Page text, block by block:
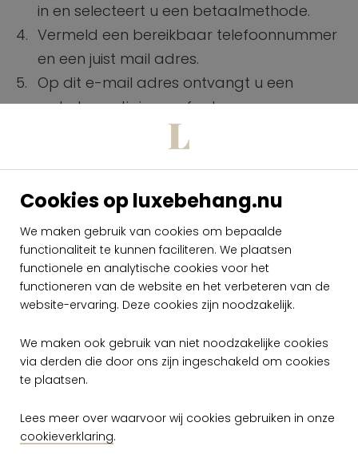
Cookies op luxebehang.nu
We maken gebruik van cookies om bepaalde
functionaliteit te kunnen faciliteren. We plaatsen
functionele en analytische cookies voor het
functioneren van de website en het verbeteren van de
website-ervaring. Deze cookies zijn noodzakelijk.
We maken ook gebruik van niet noodzakelijke cookies
via derden die door ons zijn ingeschakeld om cookies
te plaatsen.
Lees meer over waarvoor wij cookies gebruiken in onze
cookieverklaring.
in en selecteert u een betaalmethode.
Vermeld een bereikbaar telefoonnummer
en een juist mail adres.
Op dit e-mail adres ontvangt u een
orderbevestiging en factuur.
Zet een vinkje als u akkoord gaat met
onze Algemene voorwaarden en druk op
U word dan doorgestuurd naar een
beveiligde betaalomgeving van Mollie om
uw betaling af te ronden.
Is de betaling door omstandigheden niet
gelukt, kijk dan in uw mailbox (spambox)
mail staat onderin een weblink om
nogmaals de betaling te doen zonder
plaatsen.